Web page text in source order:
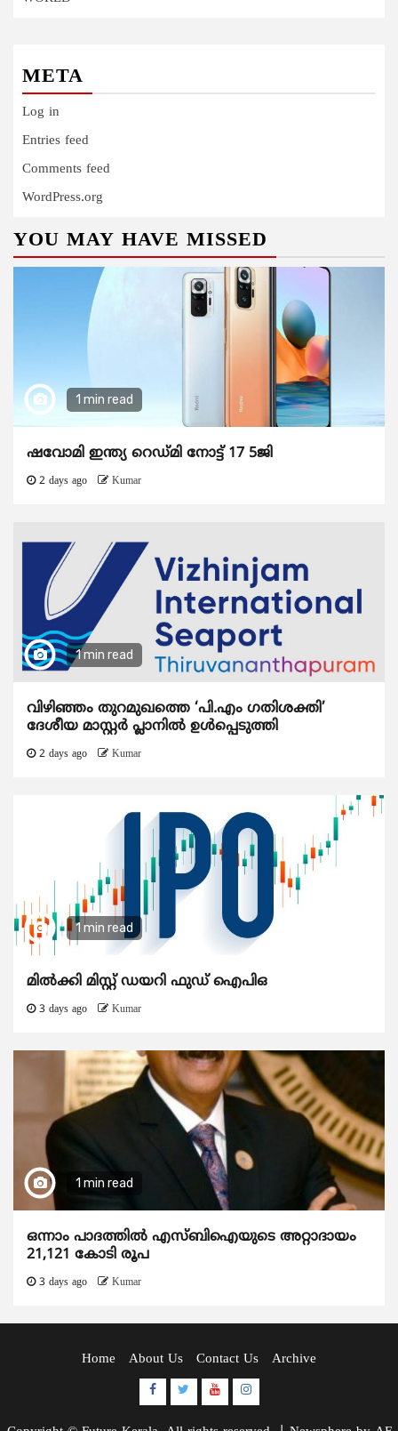
META
Log in
Entries feed
Comments feed
WordPress.org
YOU MAY HAVE MISSED
1 min read
ഷവോമി ഇന്ത്യ റെഡ്മി നോട്ട് 17 5ജി
2 days ago Kumar
1 min read
വിഴിഞ്ഞം തുറമുഖത്തെ ‘പി.എം ഗതിശക്തി’
ദേശീയ മാസ്റ്റർ പ്ലാനിൽ ഉൾപ്പെടുത്തി
2 days ago Kumar
1 min read
മിൽക്കി മിസ്റ്റ് ഡയറി ഫുഡ് ഐപിഒ
3 days ago Kumar
1 min read
ഒന്നാം പാദത്തിൽ എസ്ബിഐയുടെ അറ്റാദായം
21,121 കോടി രൂപ
3 days ago Kumar
Home About Us Contact Us Archive
Facebook
TwitterYoutubeInstagram